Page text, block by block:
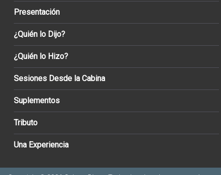
Presentación
¿Quién lo Dijo?
¿Quién lo Hizo?
Sesiones Desde la Cabina
Suplementos
Tributo
Una Experiencia